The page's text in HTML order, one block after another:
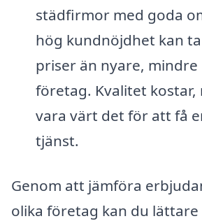
städfirmor med goda
hög kundnöjdhet kan
priser än nyare, mindre
företag. Kvalitet kostar,
vara värt det för att få
tjänst.
Genom att jämföra
olika företag kan du